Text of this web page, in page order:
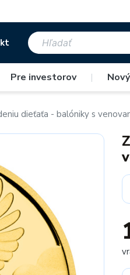
Pre investorov |
dieťaťa - balóniky s